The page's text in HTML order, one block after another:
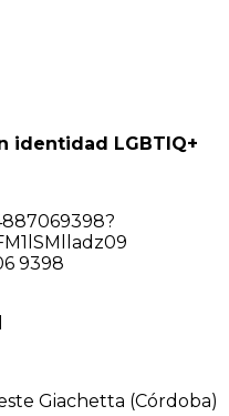
identidad LGBTIQ+
9398
Giachetta (Córdoba)